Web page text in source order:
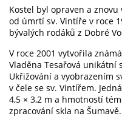
Kostel byl opraven a
od úmrtí sv. Vintíře v roce
bývalých rodáků z Dobré
V roce 2001 vytvořila
Vladěna Tesařová unikátní
Ukřižování a vyobrazením
v čele se sv. Vintířem.
4,5 × 3,2 m a hmotností
zpracování skla na Šumavě.